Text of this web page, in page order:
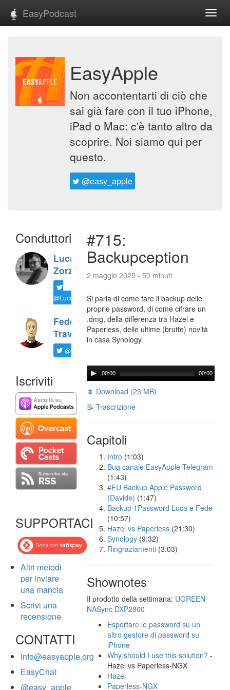
EasyPodcast
EasyApple
Non accontentarti di ciò che
sai già fare con il tuo iPhone,
iPad o Mac: c'è tanto altro da
scoprire. Noi siamo qui per
questo.
@easy_apple
Conduttori
Luca
Zorzi
@LucaTNT
Federico
Travaini
@ftrava
Iscriviti
SUPPORTACI
Altri metodi
per inviare
una mancia
Scrivi una
recensione
CONTATTI
info@easyapple.org
EasyChat
@easy_apple
#715:
Backupception
2 maggio 2025 - 50 minuti
Si parla di come fare il backup delle
proprie password, di come cifrare un
.dmg, della differenza tra Hazel e
Paperless, delle ultime (brutte) novità
in casa Synology.
00:00 00:00
⏬ Download (23 MB)
📝 Trascrizione
Capitoli
Intro (1:03)
Bug canale EasyApple Telegram
(1:43)
#FU Backup Apple Password
(Davide) (1:47)
Backup 1Password Luca e Fede
(10:57)
Hazel vs Paperless (21:30)
Synology (9:32)
Ringraziamenti (3:03)
Shownotes
Il prodotto della settimana: UGREEN
NASync DXP2800
Esportare le password su un
altro gestore di password su
iPhone
Why should I use this solution? -
Hazel vs Paperless-NGX
Hazel
Paperless-NGX